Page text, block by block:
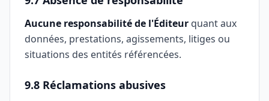
Aucune responsabilité de l'Éditeur quant aux
données, prestations, agissements, litiges ou
situations des entités référencées.
9.8 Réclamations abusives